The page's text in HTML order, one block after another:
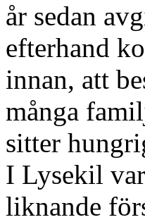
år sedan
efterhand
innan, att
många
sitter
I Lysekil
liknande